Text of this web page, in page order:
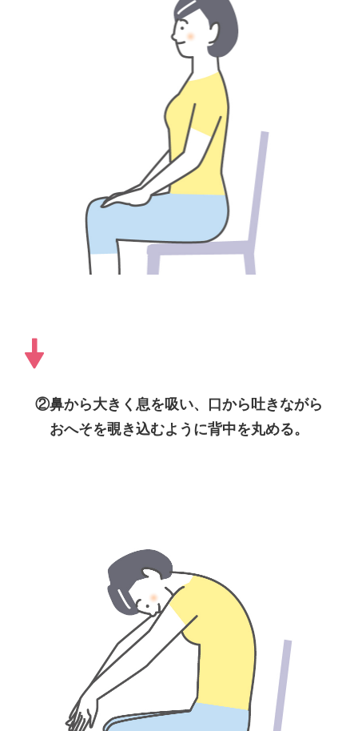
②鼻から大きく息を吸い、口から吐きながら
おへそを覗き込むように背中を丸める。